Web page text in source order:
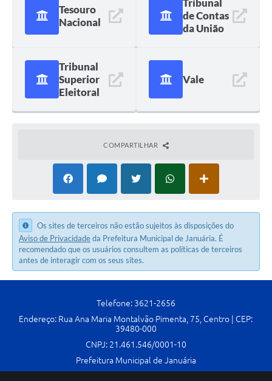
Tesouro
Nacional
Tribunal
de Contas
da União
Tribunal
Superior
Eleitoral
Vale
COMPARTILHAR
Os sites de terceiros não estão sujeitos às disposições do
Aviso de Privacidadeda Prefeitura Municipal de Januária. É
recomendado que os usuários consultem as políticas de terceiros
antes de interagir com os seus sites.
Telefone: 3621-2656
Endereço: Rua Ana Maria Montalvão Pimenta, 75, Centro | CEP:
39480-000
CNPJ: 21.461.546/0001-10
Prefeitura Municipal de Januária